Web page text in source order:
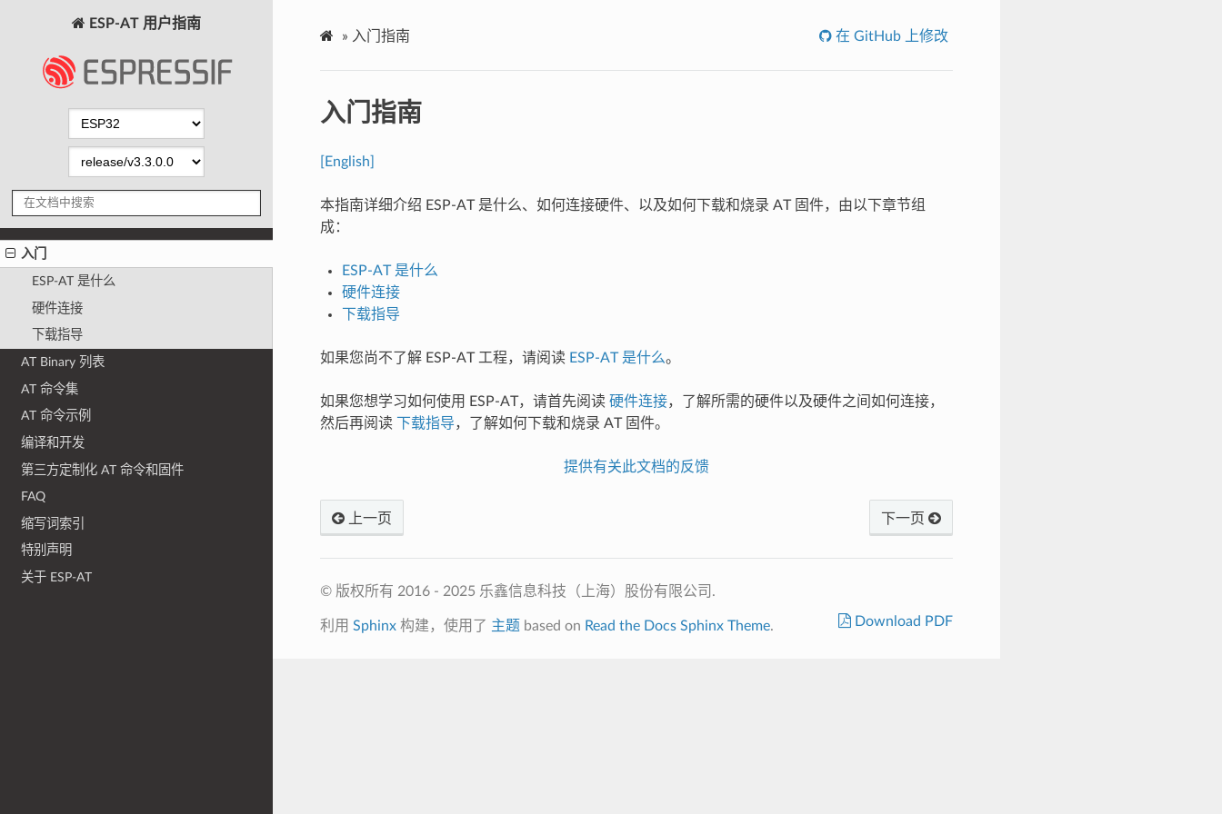
ESP-AT 用户指南
入门
ESP-AT 是什么
硬件连接
下载指导
AT Binary 列表
AT 命令集
AT 命令示例
编译和开发
第三方定制化 AT 命令和固件
FAQ
缩写词索引
特别声明
关于 ESP-AT
» 入门指南 在 GitHub 上修改
入门指南
[English]
本指南详细介绍 ESP-AT 是什么、如何连接硬件、以及如何下载和烧录 AT 固件，由以下章节组
成：
ESP-AT 是什么
硬件连接
下载指导
如果您尚不了解 ESP-AT 工程，请阅读 ESP-AT 是什么。
如果您想学习如何使用 ESP-AT，请首先阅读 硬件连接，了解所需的硬件以及硬件之间如何连接，
然后再阅读
下载指导，了解如何下载和烧录 AT 固件。
提供有关此文档的反馈
上一页 下一页
© 版权所有 2016 - 2025 乐鑫信息科技（上海）股份有限公司.
利用 Sphinx构建，使用了 主题 based on Read the Docs Sphinx Theme. Download PDF